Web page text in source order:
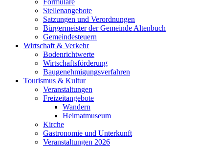
Formulare
Stellenangebote
Satzungen und Verordnungen
Bürgermeister der Gemeinde Altenbuch
Gemeindesteuern
Wirtschaft & Verkehr
Bodenrichtwerte
Wirtschaftsförderung
Baugenehmigungsverfahren
Tourismus & Kultur
Veranstaltungen
Freizeitangebote
Wandern
Heimatmuseum
Kirche
Gastronomie und Unterkunft
Veranstaltungen 2026